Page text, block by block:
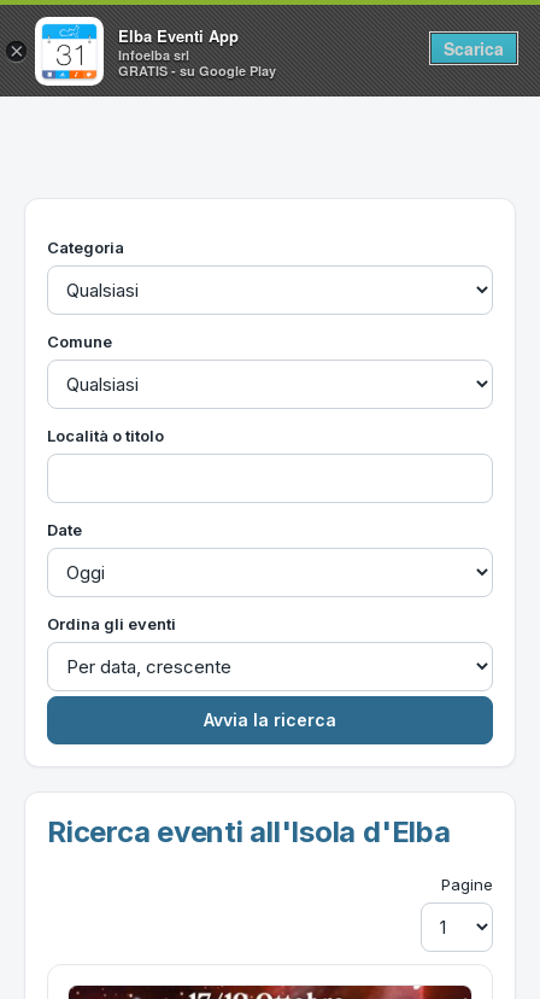
Home
Utilità
Categoria
Comune
Località o titolo
Date
Ordina gli eventi
Ricerca eventi all'Isola d'Elba
Pagine
×
Elba Eventi App
Infoelba srl
GRATIS - su Google Play
Scarica